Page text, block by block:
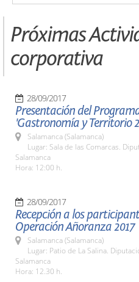
Próximas
corporativa
28/09/2017
Presentación del
'Gastronomía y Territorio
Salamanca (Salamanca)
Lugar: Sala de las Comarcas.
Salamanca
Hora: 12:00 h.
28/09/2017
Recepción a los
Operación Añoranza 2017
Salamanca (Salamanca)
Lugar: Patio de La Salina.
Salamanca
Hora: 12.30 h.